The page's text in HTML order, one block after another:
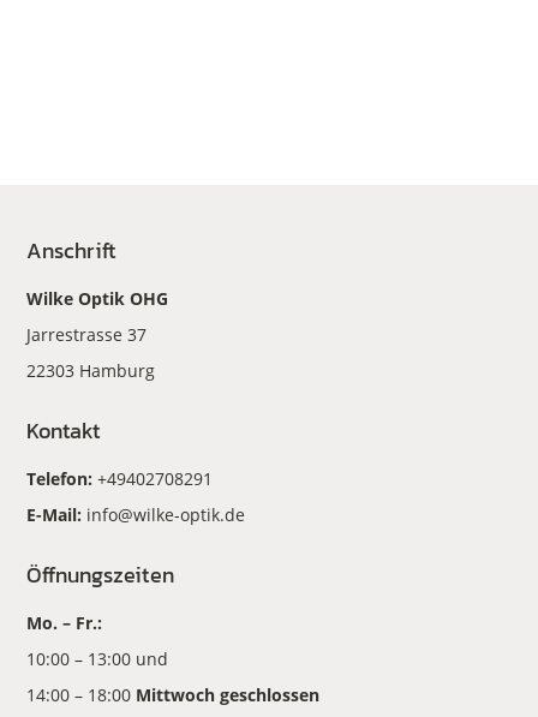
Anschrift
Wilke Optik OHG
Jarrestrasse 37
22303 Hamburg
Kontakt
Telefon:+49402708291
E-Mail: info@wilke-optik.de
Öffnungszeiten
Mo. – Fr.:
10:00 – 13:00 und
14:00 – 18:00 Mittwoch geschlossen